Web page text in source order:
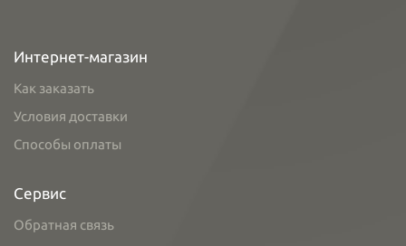
Интернет-магазин
Как заказать
Условия доставки
Способы оплаты
Сервис
Обратная связь